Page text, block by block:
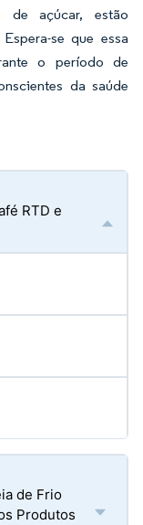
de açúcar, estão
se que essa
o período de
da saúde
RTD e
de Frio
Produtos